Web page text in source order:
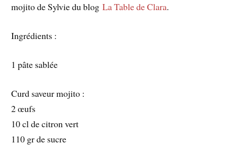
mojito de Sylvie du blogLa Table de Clara.
Ingrédients :
1 pâte sablée
Curd saveur mojito :
2 œufs
10 cl de citron vert
110 gr de sucre